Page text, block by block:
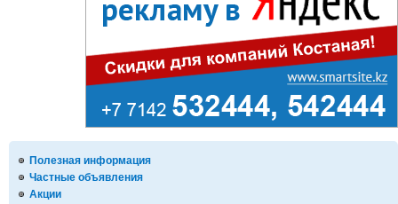
Полезная информация
Частные объявления
Акции